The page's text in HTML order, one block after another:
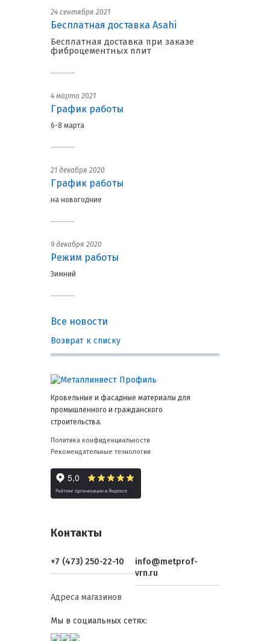
24 сентября 2021
Бесплатная доставка Asahi
Бесплатная доставка при заказе
фиброцементных плит
4 марта 2021
График работы
6-8 марта
21 декабря 2020
График работы
на новогодние
9 декабря 2020
Режим работы
Зимний
Все новости
Возврат к списку
Кровельные и фасадные материалы для
промышленного и гражданского
строительства.
Политика конфиденциальности
Рекомендательные технологии
Контакты
+7 (473) 250-22-10
info@metprof-
vrn.ru
Адреса магазинов
Мы в социальных сетях: